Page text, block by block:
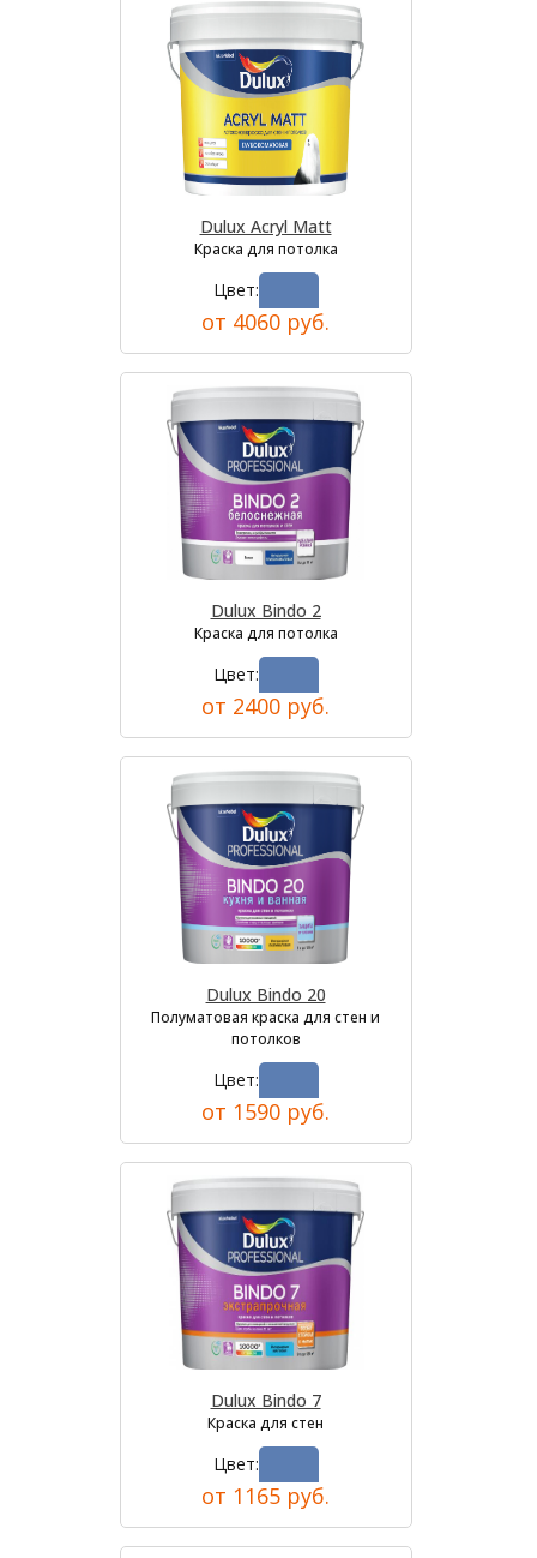
Dulux Acryl Matt
Краска для потолка
Цвет:
от 4060 руб.
Dulux Bindo 2
Краска для потолка
Цвет:
от 2400 руб.
Dulux Bindo 20
Полуматовая краска для стен и
потолков
Цвет:
от 1590 руб.
Dulux Bindo 7
Краска для стен
Цвет:
от 1165 руб.